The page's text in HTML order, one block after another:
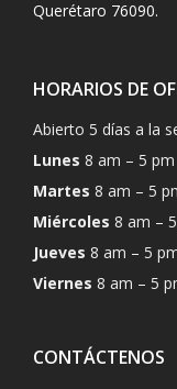
Querétaro 76090.
HORARIOS DE
Abierto 5 días a la
Lunes 8 am – 5 pm
Martes 8 am – 5
Miércoles 8 am –
Jueves 8 am – 5
Viernes 8 am – 5
CONTÁCTENOS